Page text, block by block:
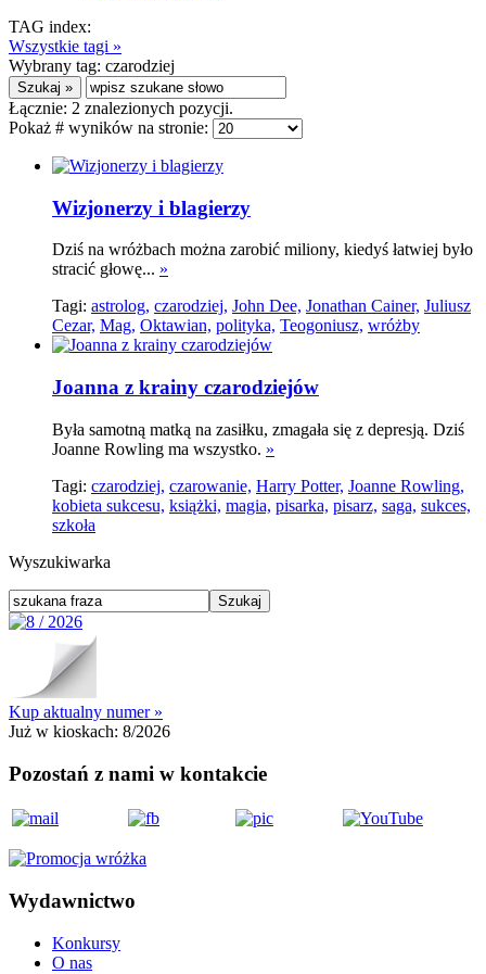
TAG index:
Wszystkie tagi »
Wybrany tag: czarodziej
Łącznie: 2 znalezionych pozycji.
Pokaż # wyników na stronie:
Wizjonerzy i blagierzy
Dziś na wróżbach można zarobić miliony, kiedyś łatwiej było
stracić głowę... »
Tagi: astrolog, czarodziej, John Dee, Jonathan Cainer, Juliusz
Cezar, Mag, Oktawian, polityka, Teogoniusz, wróżby
Joanna z krainy czarodziejów
Była samotną matką na zasiłku, zmagała się z depresją. Dziś
Joanne Rowling ma wszystko. »
Tagi: czarodziej, czarowanie, Harry Potter, Joanne Rowling,
kobieta sukcesu, książki, magia, pisarka, pisarz, saga, sukces,
szkoła
Wyszukiwarka
Kup aktualny numer »
Już w kioskach: 8/2026
Pozostań z nami w kontakcie
Wydawnictwo
Konkursy
O nas